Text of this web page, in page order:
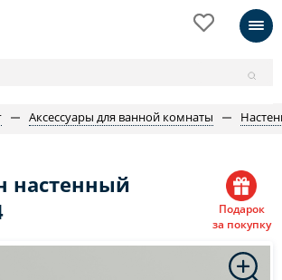
Аксессуары для ванной комнаты
настенный
Подарок
за покупку